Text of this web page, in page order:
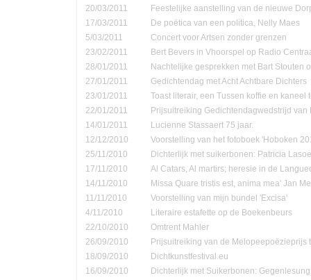
20/03/2011
Feestelijke aanstelling van de nieuwe
17/03/2011
De poëtica van een politica, Nelly Maes
5/03/2011
Concert voor Artsen zonder grenzen
23/02/2011
Bert Bevers in Vhoorspel op Radio
28/01/2011
Nachtelijke gesprekken met Bart Stouten
27/01/2011
Gedichtendag met Acht Achtbare Dichters
23/01/2011
Toast literair, een Tussen koffie en kaneel
22/01/2011
Prijsuitreiking Gedichtendagwedstrijd van
14/01/2011
Lucienne Stassaert 75 jaar.
12/12/2010
Voorstelling van het fotoboek 'Hoboken
25/11/2010
Dichterlijk met suikerbonen: Patricia
17/11/2010
Al Catars, Al martirs; heresie in de
14/11/2010
Missa Quare tristis est, anima mea' Jan
11/11/2010
Voorstelling van mijn bundel 'Excisa'
4/11/2010
Literaire estafette op de Boekenbeurs
22/10/2010
Omtrent Mahler
26/09/2010
Prijsuitreiking van de Melopeepoëzieprijs
18/09/2010
Dichtkunstfestival.eu
16/09/2010
Dichterlijk met Suikerbonen: